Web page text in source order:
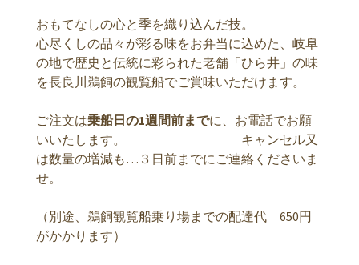
おもてなしの心と季を織り込んだ技。
心尽くしの品々が彩る味をお弁当に込めた、岐阜
の地で歴史と伝統に彩られた老舗「ひら井」の味
を長良川鵜飼の観覧船でご賞味いただけます。
ご注文は乗船日の1週間前までに、お電話でお願
いいたします。 キャンセル又
は数量の増減も…３日前までにご連絡くださいま
せ。
（別途、鵜飼観覧船乗り場までの配達代 650円
がかかります）